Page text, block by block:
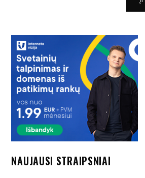
NAUJAUSI STRAIPSNIAI